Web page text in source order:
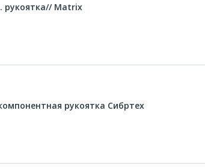
рукоятка// Matrix
рукоятка Сибртех